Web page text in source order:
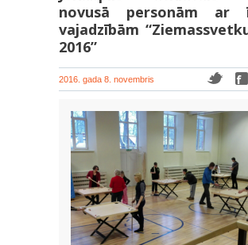
novusā personām ar
vajadzībām
2016”
2016. gada 8. novembris